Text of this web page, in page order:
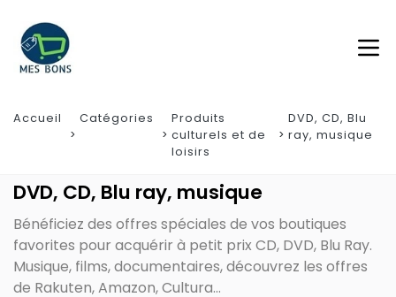
Accueil Catégories
Produits
culturels et de
loisirs
DVD, CD, Blu
ray, musique
DVD, CD, Blu ray, musique
Bénéficiez des offres spéciales de vos boutiques
favorites pour acquérir à petit prix CD, DVD, Blu Ray.
Musique, films, documentaires, découvrez les offres
de Rakuten, Amazon, Cultura...